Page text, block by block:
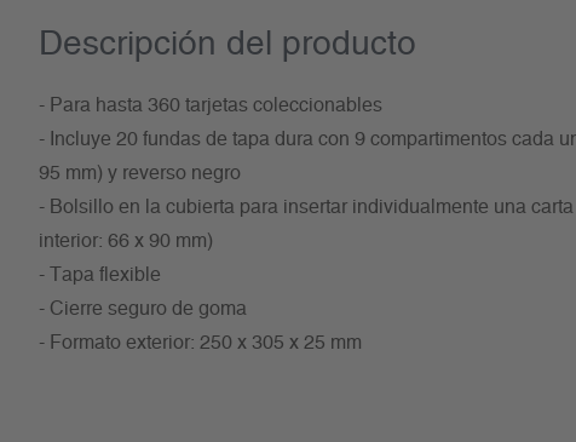
Descripción del producto
- Para hasta 360 tarjetas coleccionables
- Incluye 20 fundas de tapa dura con 9 compartimentos cada
95 mm) y reverso negro
- Bolsillo en la cubierta para insertar individualmente una
interior: 66 x 90 mm)
- Tapa flexible
- Cierre seguro de goma
- Formato exterior: 250 x 305 x 25 mm